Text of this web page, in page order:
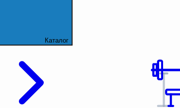
Каталог